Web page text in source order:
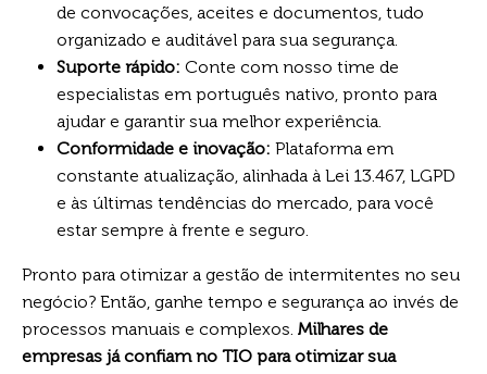
de convocações, aceites e documentos, tudo
organizado e auditável para sua segurança.
Suporte rápido: Conte com nosso time de
especialistas em português nativo, pronto para
ajudar e garantir sua melhor experiência.
Conformidade e inovação: Plataforma em
constante atualização, alinhada à Lei 13.467, LGPD
e às últimas tendências do mercado, para você
estar sempre à frente e seguro.
Pronto para otimizar a gestão de intermitentes no seu
negócio? Então, ganhe tempo e segurança ao invés de
processos manuais e complexos. Milhares de
empresas já confiam no TIO para otimizar sua